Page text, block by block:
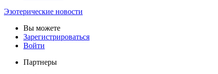
Эзотерические новости
Вы можете
Зарегистрироваться
Войти
Партнеры